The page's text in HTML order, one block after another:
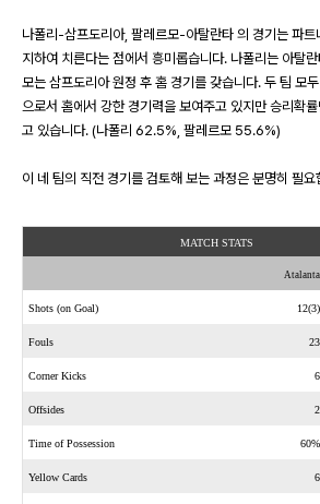
나폴리 -삼프도리아, 팔레르모-아탈란타 의 경기는 파
지하여 치른다는 점에서 흥미롭습니다. 나폴리는 아탈
모는 삼프도리아 원정 후 홈 경기를 갖습니다. 두 팀 모
으로서 홈에서 강한 경기력을 보여주고 있지만 승리확
고 있습니다. (나폴리 62.5%, 팔레르모 55.6%)
이 네 팀의 직전 경기를 검토해 보는 과정은 분명히 필요
MATCH STATS
Atalanta
Shots (on Goal) 12(3)
Fouls 23
Corner Kicks 6
Offsides 2
Time of Possession 60%
Yellow Cards 6